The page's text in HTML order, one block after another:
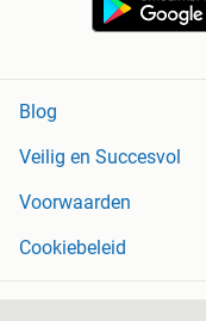
Blog
Veilig en Succesvol
Voorwaarden
Cookiebeleid